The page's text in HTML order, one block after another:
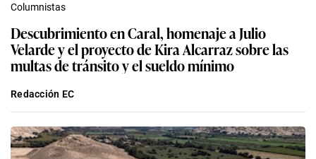
Columnistas
Descubrimiento en Caral, homenaje a Julio
Velarde y el proyecto de Kira Alcarraz sobre las
multas de tránsito y el sueldo mínimo
Redacción EC